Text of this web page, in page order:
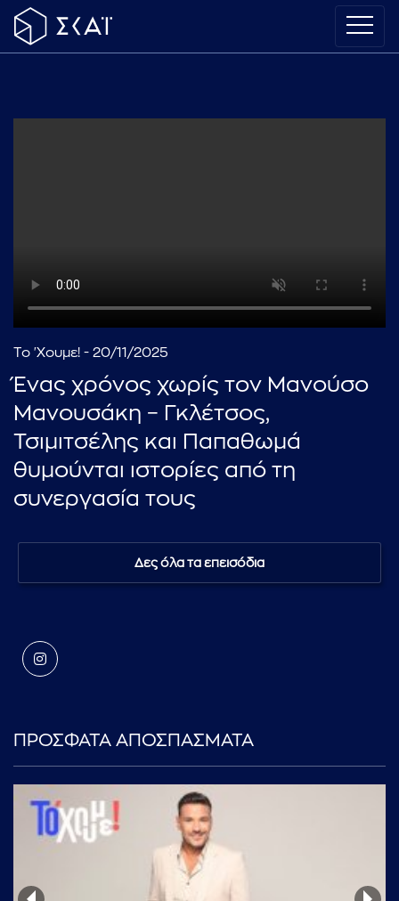
Το 'Χουμε! - 20/11/2025
Ένας χρόνος χωρίς τον Μανούσο
Μανουσάκη – Γκλέτσος,
Τσιμιτσέλης και Παπαθωμά
θυμούνται ιστορίες από τη
συνεργασία τους
Δες όλα τα επεισόδια
ΠΡΟΣΦΑΤΑ ΑΠΟΣΠΑΣΜΑΤΑ